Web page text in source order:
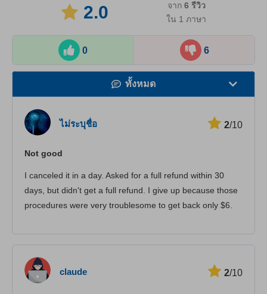
2.0 จาก 6 รีวิว
ใน 1 ภาษา
0 6
ทั้งหมด
บริการลูกค้า
ไม่ระบุชื่อ 2/10
Not good
I canceled it in a day. Asked for a full refund within 30
days, but didn't get a full refund. I give up because those
procedures were very troublesome to get back only $6.
claude 2/10